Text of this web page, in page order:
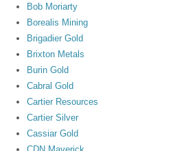
Bob Moriarty
Borealis Mining
Brigadier Gold
Brixton Metals
Burin Gold
Cabral Gold
Cartier Resources
Cartier Silver
Cassiar Gold